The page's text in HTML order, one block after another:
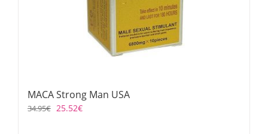
MACA Strong Man USA
34.95€ 25.52€